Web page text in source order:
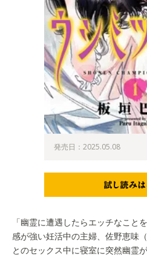
発売日：2025.05.08
「幽霊に遭遇したらエッチなこと
感が強い妊活中の主婦、佐野恵味
とのセックス中に寝室に突然幽霊